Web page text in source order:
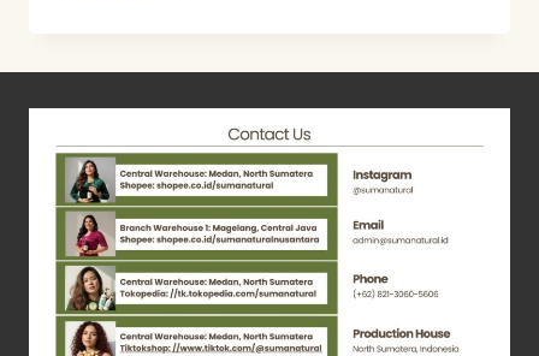
MENGAWETKAN